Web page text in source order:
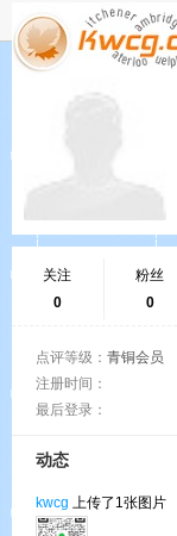
关注
0
粉丝
0
点评等级： 青铜会员
注册时间：
最后登录：
动态
kwcg 上传了1张图片